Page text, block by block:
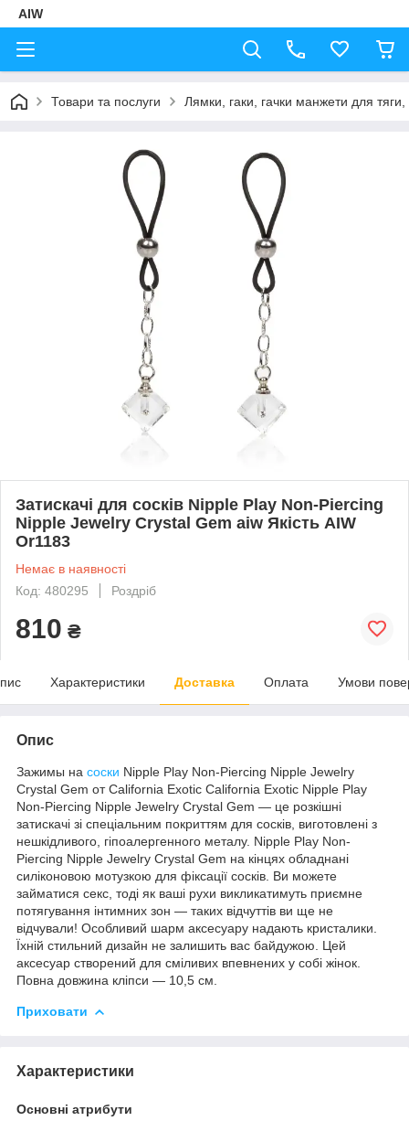
AIW
Товари та послуги Лямки, гаки, гачки манжети для
Затискачі для сосків Nipple Play Non-Piercing
Nipple Jewelry Crystal Gem aiw Якість AIW
Or1183
Немає в наявності
Код: 480295
Роздріб
810 ₴
Характеристики Доставка Оплата Умови
Опис
Зажимы на соски Nipple Play Non-Piercing Nipple Jewelry
Crystal Gem от California Exotic California Exotic Nipple Play
Non-Piercing Nipple Jewelry Crystal Gem — це розкішні
затискачі зі спеціальним покриттям для сосків, виготовлені з
нешкідливого, гіпоалергенного металу. Nipple Play Non-
Piercing Nipple Jewelry Crystal Gem на кінцях обладнані
силіконовою мотузкою для фіксації сосків. Ви можете
займатися секс, тоді як ваші рухи викликатимуть приємне
потягування інтимних зон — таких відчуттів ви ще не
відчували! Особливий шарм аксесуару надають кристалики.
Їхній стильний дизайн не залишить вас байдужою. Цей
аксесуар створений для сміливих впевнених у собі жінок.
Повна довжина кліпси — 10,5 см.
Приховати
Характеристики
Основні атрибути